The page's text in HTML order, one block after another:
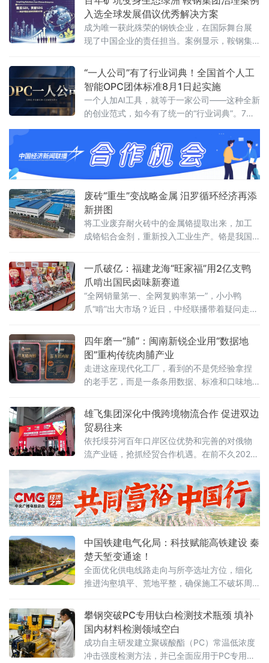
五”开局之年交出一份绿色化、智能化转型的硬
核答卷。
入选全球发展倡议优秀解决方案
成为唯一获此殊荣的钢铁企业，在国际舞台展
现了中国企业的责任担当。案例显示，鞍钢集
“一人公司”有了行业词典！全国首个人工
智能OPC团体标准8月1日起实施
一个人加AI工具，就等于一家公司——这种全新
的创业范式，如今有了统一的“行业词典”。7月3
经济与智慧城市促进会牵头，联合杭州市上城
区科技经信局、阿里云等14家单位共同编制的
《人工智能OPC术语》团体标准正式发布，将
于8月1日起实施。这是国内首个聚焦人工智能
OPC（One Person Company，一人公司）领
域的术语类标
废砖“重生”变战略金属 汨罗循环经济再添
新拼图
将工业废弃耐火砖中的金属铬提取出来，加工
成铬铝合金剂，重新投入工业生产。铬是我国
不足0.1%，九成以上依赖进口。锘锋新材料的
技术团队另辟蹊径，将目光投向长期被忽视
的“城市矿山”——废耐火砖
一爪破亿：福建龙海“旺家福”用2亿支鸭
爪啃出国民卤味新赛道
“全网销量第一、全网复购率第一”，小小鸭
爪“啃”出大市场？近日，中经联播带着疑问走进
有厂区、5.8万平方米现代化车间智能高效，全
自动生产线有序作业，标准化生产保障产品品
质稳定可靠。据了解，全家福集团创立于2004
年，深耕食品行业二十余年，从单一肉制品加
工，发展为肉制品、烘焙馅料多元经营，已形
四年磨一“脯”：闽南新锐企业用“数据地
图”重构传统肉脯产业
走进这座现代化工厂，看到的不是凭经验拿捏
的老手艺，而是一条条用数据、标准和口味地
道道可量化、可追溯的工序：原料肉验收、低
温滚揉腌制、自动化摊筛、精准温控烘烤、洁
净内包装
雄飞集团深化中俄跨境物流合作 促进双边
贸易往来
依托绥芬河百年口岸区位优势和完善的对俄物
流产业链，抢抓经贸合作机遇。在前不久2026
成功签署了战略合作协议，为深化中俄跨境物
流合作、促进双边贸易往来积蓄新力量。
中国铁建电气化局：科技赋能高铁建设 秦
楚天堑变通途！
全面优化供电线路走向与所亭选址方位，细化
推进沟壑填平、荒地平整，确保施工不破坏周
攀钢突破PC专用钛白检测技术瓶颈 填补
国内材料检测领域空白
成功自主研发建立聚碳酸酯（PC）常温低浓度
冲击强度检测方法，并已全面应用于PC专用钛